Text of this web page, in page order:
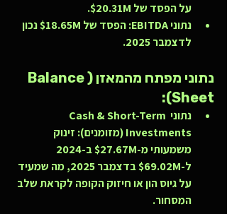
על הפסד של $20.31M.
נתוני EBITDA:
הפסד של $18.65M נכון
לדצמבר 2025.
נתוני מפתח מהמאזן (Balance
Sheet):
נתוני Cash & Short-Term
Investments (מזומנים):
זינוק
ל-$69.02M בדצמבר 2025, מה שמעיד
על גיוס הון או חיזוק הקופה לקראת שלב
המסחור.